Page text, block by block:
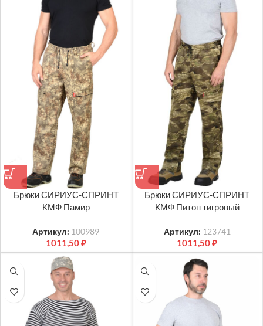
Брюки СИРИУС-СПРИНТ
КМФ Памир
Артикул: 100989
1011,50₽
Брюки СИРИУС-СПРИНТ
КМФ Питон тигровый
Артикул: 123741
1011,50₽